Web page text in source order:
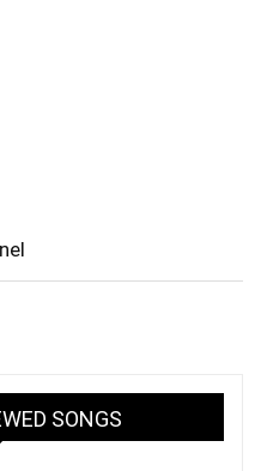
SONGS